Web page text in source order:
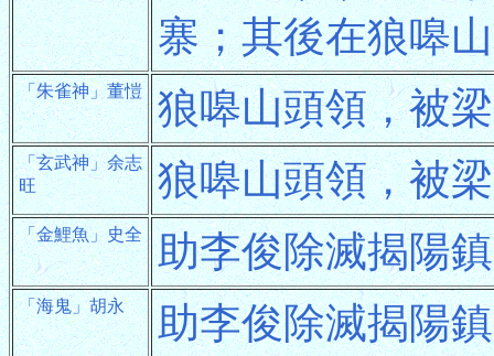
寨；其後在狼嗥
「朱雀神」董愷 狼嗥山頭領，被
「玄武神」余志
旺
狼嗥山頭領，被
「金鯉魚」史全 助李俊除滅揭陽
「海鬼」胡永 助李俊除滅揭陽